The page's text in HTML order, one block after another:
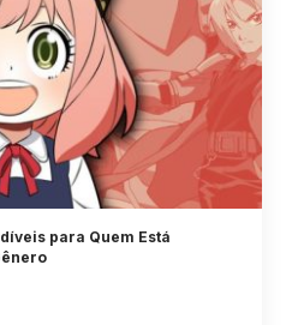
para Quem Está